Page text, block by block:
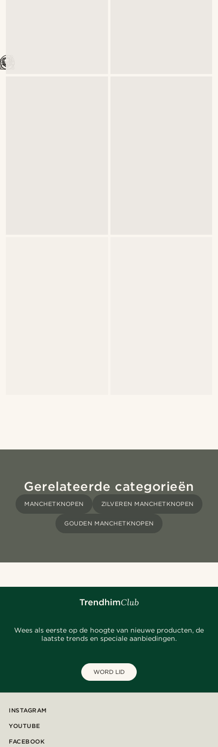
Gerelateerde categorieën
MANCHETKNOPEN ZILVEREN MANCHETKNOPEN
GOUDEN MANCHETKNOPEN
Wees als eerste op de hoogte van nieuwe producten, de
laatste trends en speciale aanbiedingen.
WORD LID
INSTAGRAM
YOUTUBE
FACEBOOK